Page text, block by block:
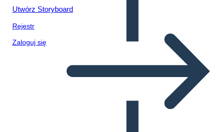
Utwórz Storyboard
Rejestr
Zaloguj się